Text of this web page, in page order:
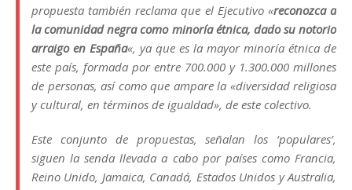
propuesta también reclama que el Ejecutivo «reconozca a
la comunidad negra como minoría étnica, dado su notorio
arraigo en España«, ya que es la mayor minoría étnica de
este país, formada por entre 700.000 y 1.300.000 millones
de personas, así como que ampare la «diversidad religiosa
y cultural, en términos de igualdad», de este colectivo.
Este conjunto de propuestas, señalan los ‘populares’,
siguen la senda llevada a cabo por países como Francia,
Reino Unido, Jamaica, Canadá, Estados Unidos y Australia,